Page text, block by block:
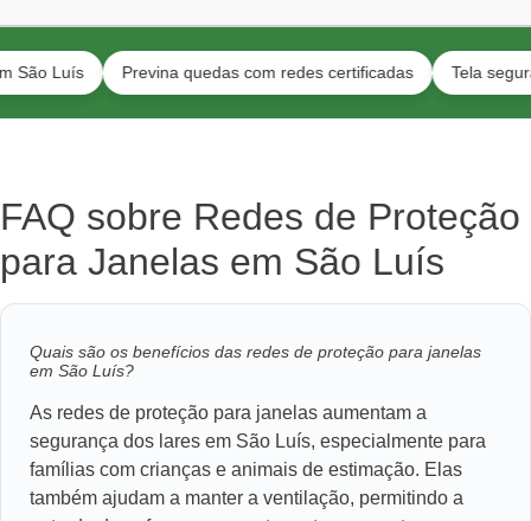
Previna quedas com redes certificadas Tela segura para
FAQ sobre Redes de Proteção
para Janelas em São Luís
Quais são os benefícios das redes de proteção para janelas
em São Luís?
As redes de proteção para janelas aumentam a
segurança dos lares em São Luís, especialmente para
famílias com crianças e animais de estimação. Elas
também ajudam a manter a ventilação, permitindo a